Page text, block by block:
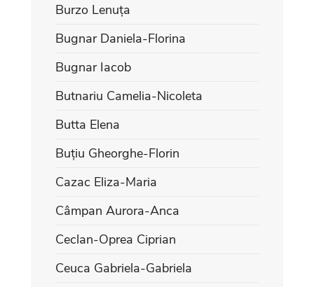
Burzo Lenuța
Bugnar Daniela-Florina
Bugnar Iacob
Butnariu Camelia-Nicoleta
Butta Elena
Buțiu Gheorghe-Florin
Cazac Eliza-Maria
Câmpan Aurora-Anca
Ceclan-Oprea Ciprian
Ceuca Gabriela-Gabriela